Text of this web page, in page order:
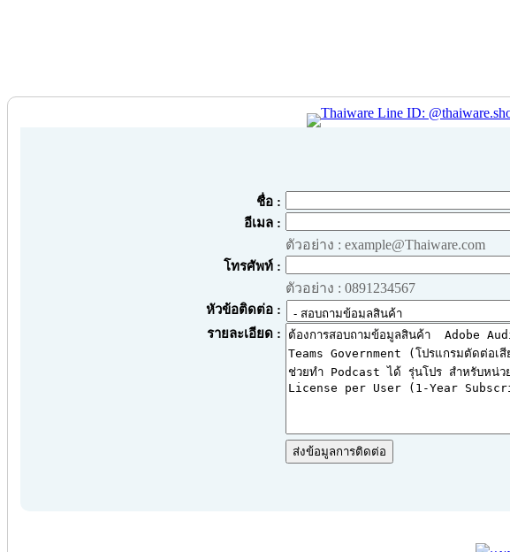
ชื่อ :
อีเมล :
ตัวอย่าง : example@Thaiware.com
โทรศัพท์ :
ตัวอย่าง : 0891234567
หัวข้อติดต่อ :
รายละเอียด :